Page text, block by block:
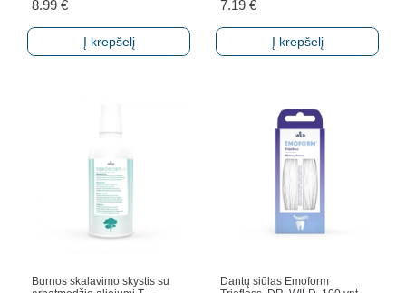
8.99 €
Į krepšelį
7.19 €
Į krepšelį
Burnos skalavimo skystis su
Dantų siūlas Emoform